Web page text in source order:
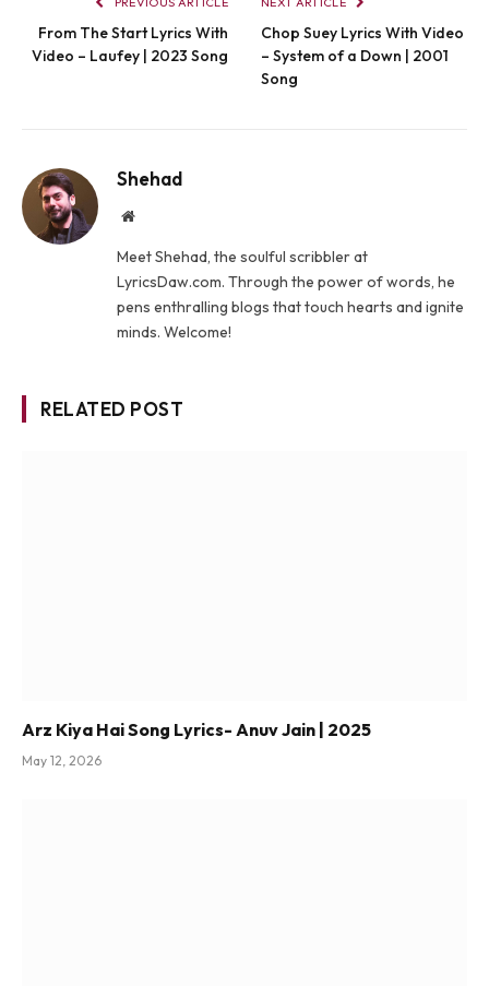
From The Start Lyrics With
Video – Laufey | 2023 Song
Chop Suey Lyrics With Video
– System of a Down | 2001
Song
Shehad
Website
Meet Shehad, the soulful scribbler at
LyricsDaw.com. Through the power of words, he
pens enthralling blogs that touch hearts and ignite
minds. Welcome!
RELATED POST
Arz Kiya Hai Song Lyrics- Anuv Jain | 2025
May 12, 2026